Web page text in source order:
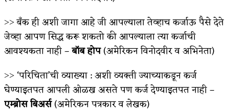
˃˃ बँक ही अशी जागा आहे जी आपल्याला तेव्हाच कर्जाऊ पैसे देते
जेव्हा आपण सिद्ध करू शकतो की आपल्याला त्या कर्जाची
आवश्यकता नाही –बॉब होप(अमेरिकन विनोदवीर व अभिनेता)
˃˃ ‘परिचिता’ची व्याख्या : अशी व्यक्ती ज्याच्याकडून कर्ज
घेण्याइतपत आपली ओळख असते पण कर्ज देण्याइतपत नाही –
एम्ब्रोस बिअर्स(अमेरिकन पत्रकार व लेखक)